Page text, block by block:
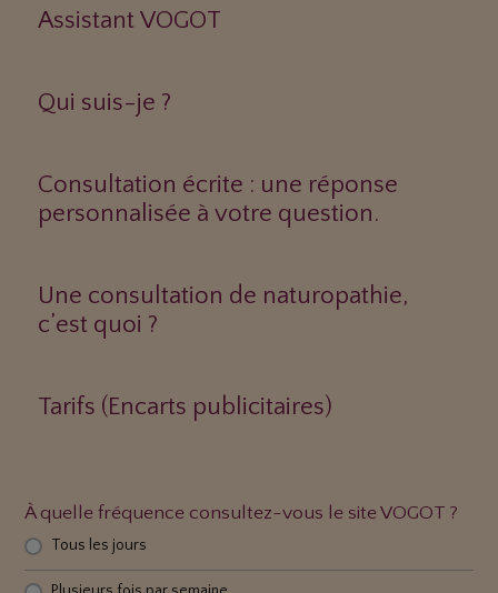
Assistant VOGOT
Qui suis-je ?
Consultation écrite : une réponse
personnalisée à votre question.
Une consultation de naturopathie,
c’est quoi ?
Tarifs (Encarts publicitaires)
À quelle fréquence consultez-vous le site VOGOT ?
Tous les jours